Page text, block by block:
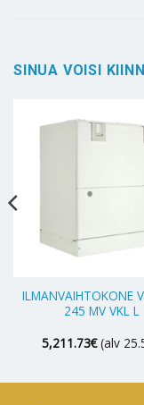
SINUA VOISI
ILMANVAIHTOKONE
245 MV VKL L
5,211.73€ (alv